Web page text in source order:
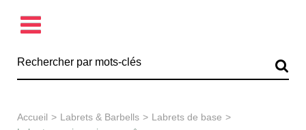
Découvrir la collection
Accueil > Labrets & Barbells > Labrets de base >